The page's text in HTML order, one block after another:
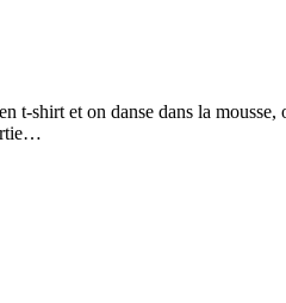
t-shirt et on danse dans la